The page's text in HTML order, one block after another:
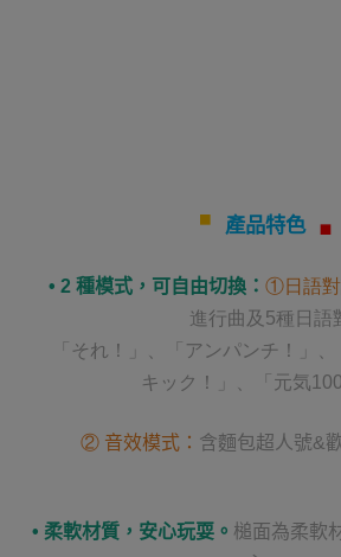
▘ 產品特色 ▗
• 2 種模式，可自由切換： ①日語對
進行曲及 5種日語
「それ！」、「アンパンチ！」、
キック！」、「元気100
② 音效模式： 含麵包超人號&
• 柔軟材質，安心玩耍。 槌面為柔軟